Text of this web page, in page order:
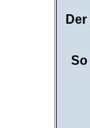
So